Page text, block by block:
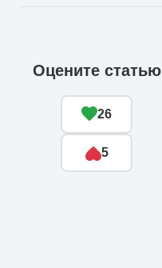
Оцените статью
26
5